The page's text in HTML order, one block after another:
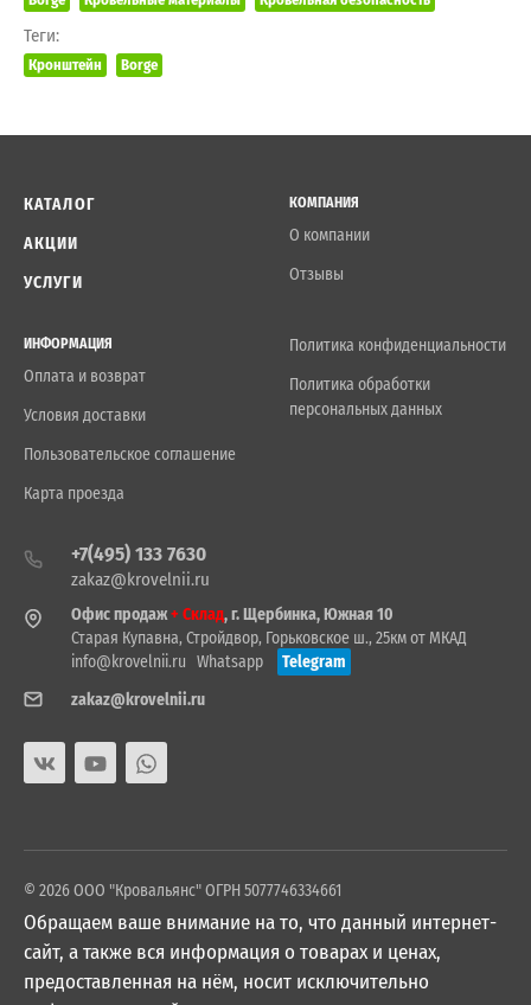
Теги:
Кронштейн Borge
КАТАЛОГ
АКЦИИ
УСЛУГИ
КОМПАНИЯ
О компании
Отзывы
ИНФОРМАЦИЯ
Оплата и возврат
Условия доставки
Пользовательское соглашение
Карта проезда
Политика конфиденциальности
Политика обработки
персональных данных
+7(495) 133 7630
zakaz@krovelnii.ru
Офис продаж+ Склад, г. Щербинка, Южная 10
Старая Купавна, Стройдвор, Горьковское ш., 25км от МКАД
info@krovelnii.ru Whatsapp
Telegram
zakaz@krovelnii.ru
© 2026 ООО "Кровальянс" ОГРН 5077746334661
Обращаем ваше внимание на то, что данный интернет-
сайт, а также вся информация о товарах и ценах,
предоставленная на нём, носит исключительно